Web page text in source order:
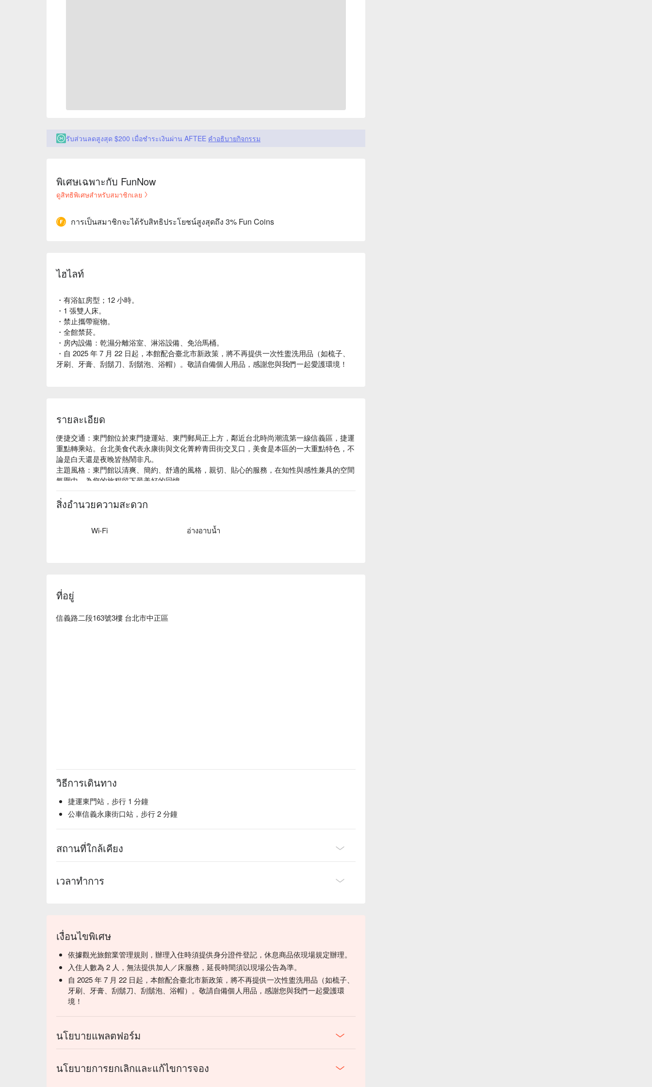
รับส่วนลดสูงสุด $200 เมื่อชำระเงินผ่าน AFTEE คำอธิบายกิจกรรม
พิเศษเฉพาะกับ FunNow
ดูสิทธิพิเศษสำหรับสมาชิกเลย
การเป็นสมาชิกจะได้รับสิทธิประโยชน์สูงสุดถึง 3% Fun Coins
ไฮไลท์
・有浴缸房型；12 小時。
・1 張雙人床。
・禁止攜帶寵物。
・全館禁菸。
・房內設備：乾濕分離浴室、淋浴設備、免治馬桶。
・自 2025 年 7 月 22 日起，本館配合臺北市新政策，將不再提供一次性盥洗用品（如梳子、
牙刷、牙膏、刮鬍刀、刮鬍泡、浴帽）。敬請自備個人用品，感謝您與我們一起愛護環境！
รายละเอียด
便捷交通：東門館位於東門捷運站、東門郵局正上方，鄰近台北時尚潮流第一線信義區，捷運
重點轉乘站。台北美食代表永康街與文化菁粹青田街交叉口，美食是本區的一大重點特色，不
論是白天還是夜晚皆熱鬧非凡。
主題風格：東門館以清爽、簡約、舒適的風格，親切、貼心的服務，在知性與感性兼具的空間
สิ่งอำนวยความสะดวก
Wi-Fi อ่างอาบน้ำ
ที่อยู่
信義路二段163號3樓 台北市中正區
วิธีการเดินทาง
捷運東門站，步行 1 分鐘
公車信義永康街口站，步行 2 分鐘
สถานที่ใกล้เคียง
เวลาทำการ
เงื่อนไขพิเศษ
依據觀光旅館業管理規則，辦理入住時須提供身分證件登記，休息商品依現場規定辦理。
入住人數為 2 人，無法提供加人／床服務，延長時間須以現場公告為準。
自 2025 年 7 月 22 日起，本館配合臺北市新政策，將不再提供一次性盥洗用品（如梳子、
牙刷、牙膏、刮鬍刀、刮鬍泡、浴帽）。敬請自備個人用品，感謝您與我們一起愛護環
境！
นโยบายแพลตฟอร์ม
นโยบายการยกเลิกและแก้ไขการจอง